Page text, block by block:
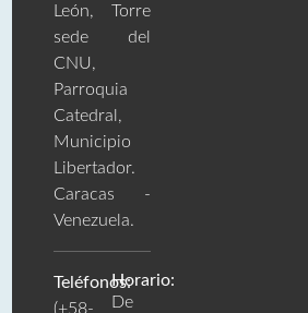
León, Torre
sede del
CNU,
Parroquia
Catedral,
Municipio
Libertador.
Caracas -
Venezuela.
Teléfonos:
(+58-
Horario:
De